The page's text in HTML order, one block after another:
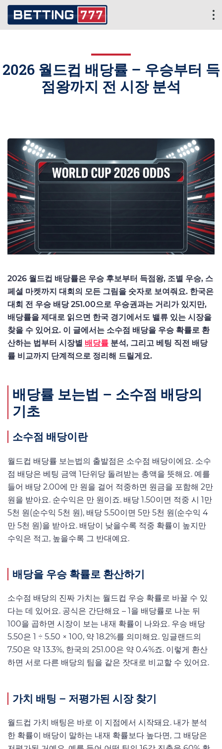
2026 월드컵 배당률 – 우승부터 득
점왕까지 전 시장 분석
2026 월드컵 배당률은 우승 후보부터 득점왕, 조별 우승, 스
페셜 마켓까지 대회의 모든 그림을 숫자로 보여줘요. 한국은
대회 전 우승 배당 251.00으로 우승권과는 거리가 있지만,
배당률을 제대로 읽으면 한국 경기에서도 밸류 있는 시장을
찾을 수 있어요. 이 글에서는 소수점 배당을 우승 확률로 환
산하는 법부터 시장별 배당률 분석, 그리고 베팅 직전 배당
률 비교까지 단계적으로 정리해 드릴게요.
배당률 보는법 – 소수점 배당의
기초
소수점 배당이란
월드컵 배당률 보는법의 출발점은 소수점 배당이에요. 소수
점 배당은 베팅 금액 1단위당 돌려받는 총액을 뜻해요. 예를
들어 배당 2.00에 만 원을 걸어 적중하면 원금을 포함해 2만
원을 받아요. 순수익은 만 원이죠. 배당 1.50이면 적중 시 1만
5천 원(순수익 5천 원), 배당 5.50이면 5만 5천 원(순수익 4
만 5천 원)을 받아요. 배당이 낮을수록 적중 확률이 높지만
수익은 적고, 높을수록 그 반대예요.
배당을 우승 확률로 환산하기
소수점 배당의 진짜 가치는 월드컵 우승 확률로 바꿀 수 있
다는 데 있어요. 공식은 간단해요 – 1을 배당률로 나눈 뒤
100을 곱하면 시장이 보는 내재 확률이 나와요. 우승 배당
5.50은 1 ÷ 5.50 × 100, 약 18.2%를 의미해요. 잉글랜드의
7.50은 약 13.3%, 한국의 251.00은 약 0.4%죠. 이렇게 환산
하면 서로 다른 배당의 팀을 같은 잣대로 비교할 수 있어요.
가치 배팅 – 저평가된 시장 찾기
월드컵 가치 배팅은 바로 이 지점에서 시작돼요. 내가 분석
한 확률이 배당이 말하는 내재 확률보다 높다면, 그 배당은